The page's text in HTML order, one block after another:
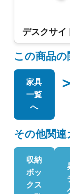
デスクサイ
この商品
家具
一覧
へ
その他関
収納
ボッ
クス